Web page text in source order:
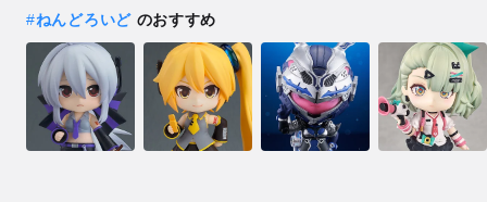
#ねんどろいどのおすすめ